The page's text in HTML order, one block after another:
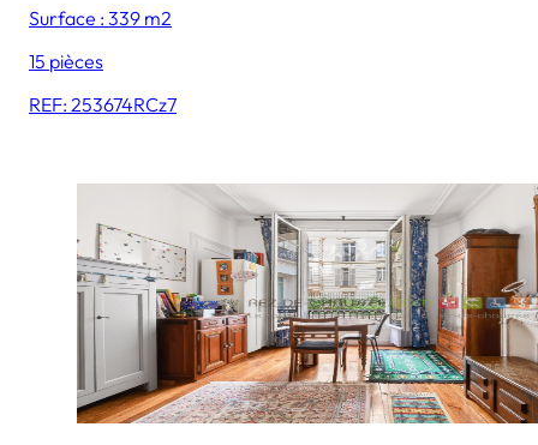
Surface : 339 m2
15 pièces
REF: 253674RCz7